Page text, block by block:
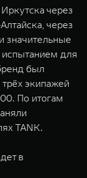
через
через
значительные
для
был
экипажей
По итогам
TANK.
в